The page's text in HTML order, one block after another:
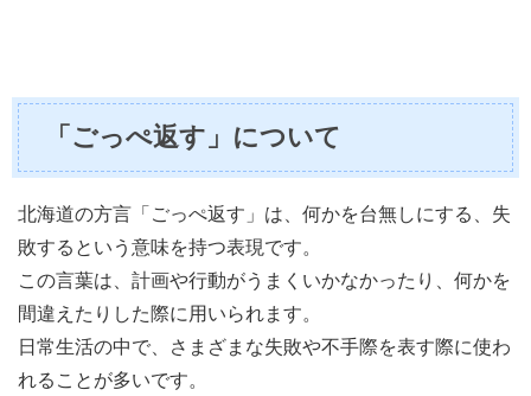
「ごっぺ返す」について
北海道の方言「ごっぺ返す」は、何かを台無しにする、失
敗するという意味を持つ表現です。
この言葉は、計画や行動がうまくいかなかったり、何かを
間違えたりした際に用いられます。
日常生活の中で、さまざまな失敗や不手際を表す際に使わ
れることが多いです。